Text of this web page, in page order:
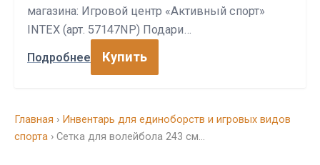
магазина: Игровой центр «Активный спорт»
INTEX (арт. 57147NP) Подари…
Подробнее Купить
Главная › Инвентарь для единоборств и игровых видов
спорта › Сетка для волейбола 243 см…